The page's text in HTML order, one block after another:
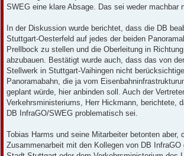
SWEG eine klare Absage. Das sei weder machbar
In der Diskussion wurde berichtet, dass die DB
Stuttgart-Oesterfeld auf jedes der beiden
Prellbock zu stellen und die Oberleitung in
abzubauen. Bestätigt wurde auch, dass das von
Stellwerk in Stuttgart-Vaihingen nicht
Panoramabahn, die ja vom
geplant würde, hier anbinden soll. Auch der
Verkehrsministeriums, Herr Hickmann, berichtete,
DB InfraGO/SWEG problematisch sei.
Tobias Harms und seine Mitarbeiter betonten aber,
Zusammenarbeit mit den Kollegen von DB